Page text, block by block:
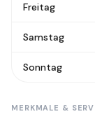
Freitag
Samstag
Sonntag
MERKMALE &